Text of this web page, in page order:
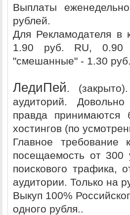
Выплаты
рублей.
Для Рекламодателя в
1.90 руб. RU, 0.90
"смешанные" - 1.30
ЛeдиПeй.
аудиторий.
правда
хостингов (по
Главное
посещаемость от 300
поискового трафика,
аудитории. Только на
Выкуп 100%
одного рубля..